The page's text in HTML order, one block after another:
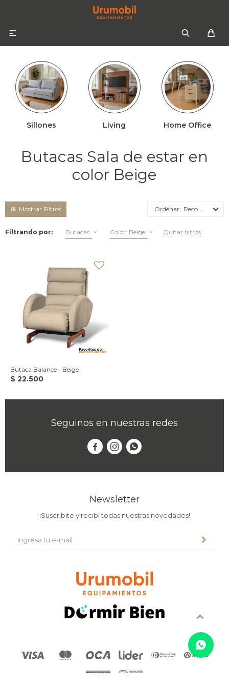

Sillones Living Home Office
Butacas Sala de estar en
color Beige
Recomendados
Filtrando por: Butacas Color: Beige Quitar filtros
Butaca Balance - Beige
$ 22.500
Seguinos en nuestras redes
  
Newsletter
¡Suscribite y recibí todas nuestras novedades!
Colchones
Mesas de luz